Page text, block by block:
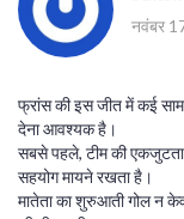
नवंबर
फ्रांस की इस जीत में कई
देना आवश्यक है।
सबसे पहले, टीम की एकजुटता
सहयोग मायने रखता है।
मातेता का शुरुआती गोल न